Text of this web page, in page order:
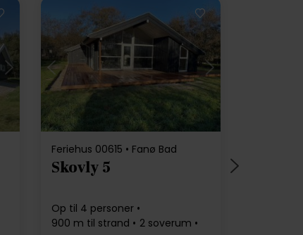
Indlæser...
Feriehus 00615 • Fanø Bad
Skovly 5
Op til 4 personer
900 m til strand
2 soverum